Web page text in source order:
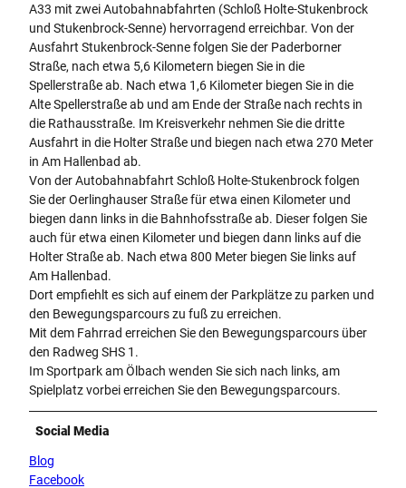
A33 mit zwei Autobahnabfahrten (Schloß Holte-Stukenbrock
und Stukenbrock-Senne) hervorragend erreichbar. Von der
Ausfahrt Stukenbrock-Senne folgen Sie der Paderborner
Straße, nach etwa 5,6 Kilometern biegen Sie in die
Spellerstraße ab. Nach etwa 1,6 Kilometer biegen Sie in die
Alte Spellerstraße ab und am Ende der Straße nach rechts in
die Rathausstraße. Im Kreisverkehr nehmen Sie die dritte
Ausfahrt in die Holter Straße und biegen nach etwa 270 Meter
in Am Hallenbad ab.
Von der Autobahnabfahrt Schloß Holte-Stukenbrock folgen
Sie der Oerlinghauser Straße für etwa einen Kilometer und
biegen dann links in die Bahnhofsstraße ab. Dieser folgen Sie
auch für etwa einen Kilometer und biegen dann links auf die
Holter Straße ab. Nach etwa 800 Meter biegen Sie links auf
Am Hallenbad.
Dort empfiehlt es sich auf einem der Parkplätze zu parken und
den Bewegungsparcours zu fuß zu erreichen.
Mit dem Fahrrad erreichen Sie den Bewegungsparcours über
den Radweg SHS 1.
Im Sportpark am Ölbach wenden Sie sich nach links, am
Spielplatz vorbei erreichen Sie den Bewegungsparcours.
Social Media
Blog
Facebook